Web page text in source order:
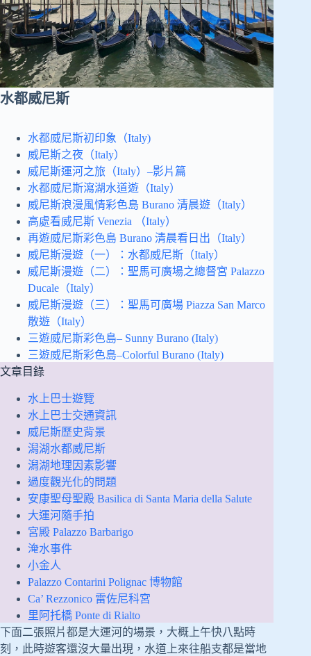
水都威尼斯
水都威尼斯初印象（Italy)
威尼斯之夜（Italy）
威尼斯運河之旅（Italy）–影片篇
水都威尼斯瀉湖水道遊（Italy）
威尼斯浪漫風情彩色島 Burano 清晨遊（Italy）
高處看威尼斯 Venezia （Italy）
再遊威尼斯彩色島 Burano 清晨看日出（Italy）
威尼斯漫遊（一）：水都威尼斯（Italy）
威尼斯漫遊（二）：聖馬可廣場之總督宮 Palazzo
Ducale（Italy）
威尼斯漫遊（三）：聖馬可廣場 Piazza San Marco
散遊（Italy）
三遊威尼斯彩色島– Sunny Burano (Italy)
三遊威尼斯彩色島–Colorful Burano (Italy)
文章目錄
水上巴士遊覽
水上巴士交通資訊
威尼斯歷史背景
潟湖水都威尼斯
潟湖地理因素影響
過度觀光化的問題
安康聖母聖殿 Basilica di Santa Maria della Salute
大運河隨手拍
宮殿 Palazzo Barbarigo
淹水事件
小金人
Palazzo Contarini Polignac 博物館
Ca’ Rezzonico 雷佐尼科宮
里阿托橋 Ponte di Rialto
下面二張照片都是大運河的場景，大概上午快八點時
刻，此時遊客還沒大量出現，水道上來往船支都是當地